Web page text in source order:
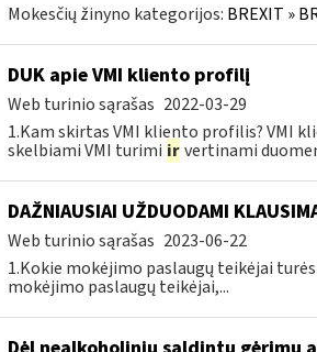
Mokesčių žinyno kategorijos: BREXIT »
DUK apie VMI kliento profilį
Web turinio sąrašas 2022-03-29
1.Kam skirtas VMI kliento profilis? VMI
skelbiami VMI turimi ir vertinami
DAŽNIAUSIAI UŽDUODAMI
Web turinio sąrašas 2023-06-22
1.Kokie mokėjimo paslaugų teikėjai
mokėjimo paslaugų teikėjai,...